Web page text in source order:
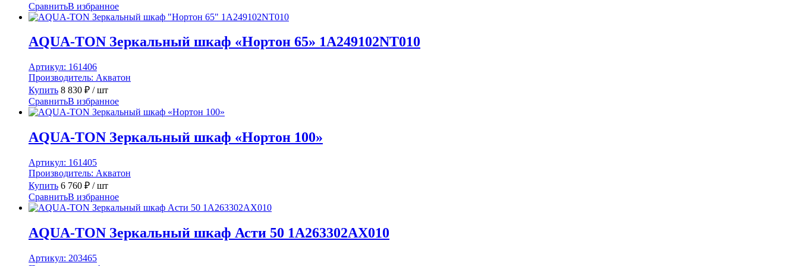
СравнитьВ избранное
AQUA-TON Зеркальный шкаф «Нортон 65» 1A249102NT010
Артикул: 161406
Производитель: Акватон
Купить 8 830 ₽ / шт
СравнитьВ избранное
AQUA-TON Зеркальный шкаф «Нортон 100»
Артикул: 161405
Производитель: Акватон
Купить 6 760 ₽ / шт
СравнитьВ избранное
AQUA-TON Зеркальный шкаф Асти 50 1A263302AX010
Артикул: 203465